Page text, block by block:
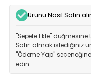
Ürünü Nasıl Satın
"Sepete Ekle" düğmesine
Satın almak istediğiniz
"Ödeme Yap"
edin.